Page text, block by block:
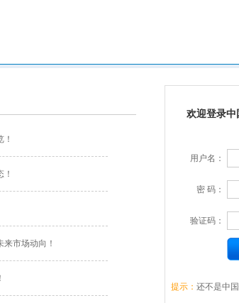
市场动向！
欢迎登录中
用户名：
密 码：
验证码：
提示： 还不是中